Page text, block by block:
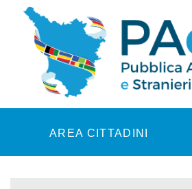
Skip to main content
AREA CITTADINI